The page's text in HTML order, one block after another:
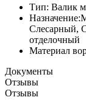
Тип: Валик
Слесарный,
отделочный
Материал
Документы
Отзывы
Отзывы